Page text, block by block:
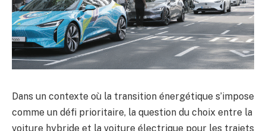
Dans un contexte où la transition énergétique s’impose
comme un défi prioritaire, la question du choix entre la
voiture hybride et la voiture électrique pour les trajets